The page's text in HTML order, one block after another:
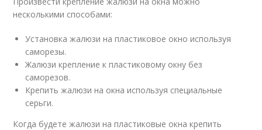
несколькими способами:
Установка жалюзи на пластиковое окно используя
саморезы.
Жалюзи крепление к пластиковому окну без
саморезов.
Крепить жалюзи на окна используя специальные
серьги.
Когда будете жалюзи на пластиковые окна крепить